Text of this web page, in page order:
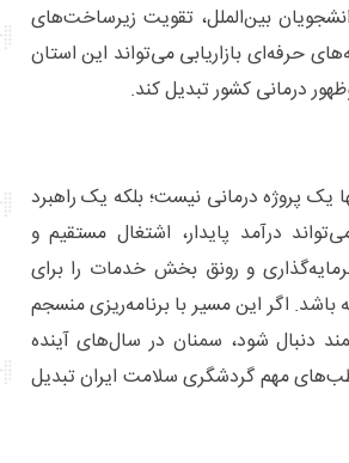
بین‌الملل، تقویت زیرساخت‌های
حرفه‌ای بازاریابی می‌تواند این استان
درمانی کشور تبدیل کند.
پروژه درمانی نیست؛ بلکه یک راهبرد
درآمد پایدار، اشتغال مستقیم و
و رونق بخش خدمات را برای
باشد. اگر این مسیر با برنامه‌ریزی منسجم
دنبال شود، سمنان در سال‌های آینده
مهم گردشگری سلامت ایران تبدیل